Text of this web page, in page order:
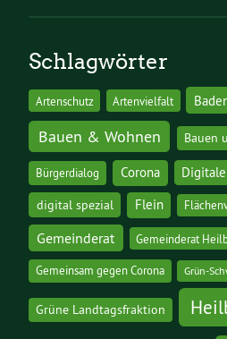
Schlagwörter
Artenschutz Artenvielfalt
Bauen & Wohnen Bauen
Bürgerdialog Corona
digital spezial Flein
Gemeinderat Gemeinderat
Gemeinsam gegen Corona Grün-
Grüne Landtagsfraktion